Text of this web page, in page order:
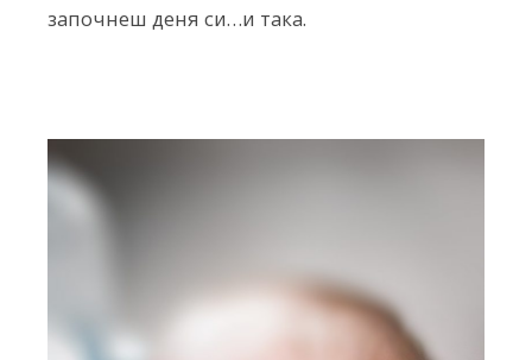
започнеш деня си…и така.